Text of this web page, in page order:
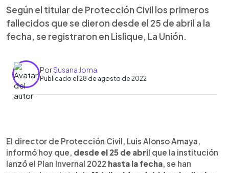
Según el titular de Protección Civil los primeros
fallecidos que se dieron desde el 25 de abril a la
fecha, se registraron en Lislique, La Unión.
PorSusana Joma
Publicado el 28 de agosto de 2022
Escuchar artículo
El director de Protección Civil, Luis Alonso Amaya,
informó hoy que, desde el 25 de abril que la institución
lanzó el Plan Invernal 2022 hasta la fecha , se han